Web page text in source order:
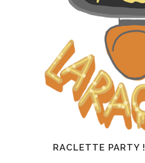
RACLETTE PARTY !